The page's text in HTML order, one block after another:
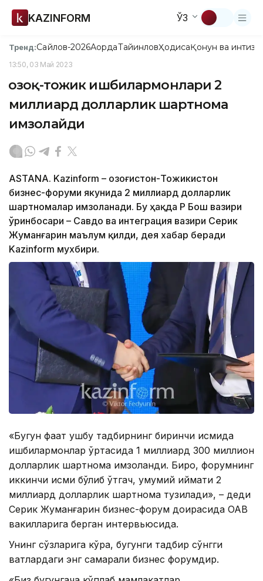
KAZINFORM ЎЗ
Тренд:Сайлов-2026АқордаТайинловҲодисаҚонун ва
13:50, 03 Май 2023
Қозоқ-тожик ишбилармонлари 2
миллиард долларлик шартнома
имзолайди
ASTANA. Kazinform – Қозоғистон-Тожикистон
бизнес-форуми якунида 2 миллиард долларлик
шартномалар имзоланади. Бу ҳақда ҚР Бош вазири
ўринбосари – Савдо ва интеграция вазири Серик
Жуманғарин маълум қилди, дея хабар беради
Kazinform мухбири.
«Бугун фақат ушбу тадбирнинг биринчи қисмида
ишбилармонлар ўртасида 1 миллиард 300 миллион
долларлик шартнома имзоланди. Бироқ, форумнинг
иккинчи қисми бўлиб ўтгач, умумий қиймати 2
миллиард долларлик шартнома тузилади», – деди
Серик Жуманғарин бизнес-форум доирасида ОАВ
вакилларига берган интервьюсида.
Унинг сўзларига кўра, бугунги тадбир сўнгги
вақтлардаги энг самарали бизнес форумдир.